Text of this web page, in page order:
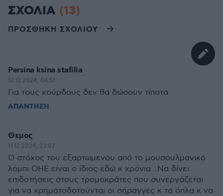
ΣΧΟΛΙΑ (13)
ΠΡΟΣΘΗΚΗ ΣΧΟΛΙΟΥ
Persina ksina stafilia
12.12.2024, 04:51
Για τους κούρδους δεν θα δώσουν τίποτα
ΑΠΑΝΤΗΣΗ
Θεμος
11.12.2024, 23:07
Ο στόχος του εξαρτωμενου από το μουσουλμανικό
λόμπι ΟΗΕ είναι ο ίδιος εδώ κ χρόνια…Να δίνει
επιδοτήσεις στους τρομοκράτες που συνεργάζεται
για να χρηματοδοτούνται οι σήραγγες κ τα όπλα κ να